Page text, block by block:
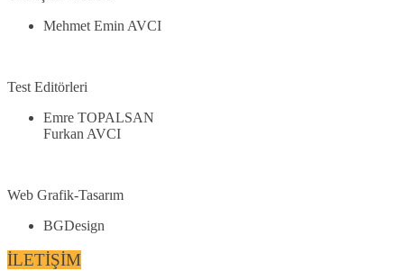
Mehmet Emin AVCI
Test Editörleri
Emre TOPALSAN
Furkan AVCI
Web Grafik-Tasarım
BGDesign
İLETİŞİM